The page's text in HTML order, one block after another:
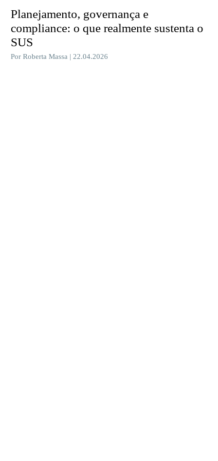
Planejamento, governança e
compliance: o que realmente sustenta o
SUS
Por Roberta Massa | 22.04.2026